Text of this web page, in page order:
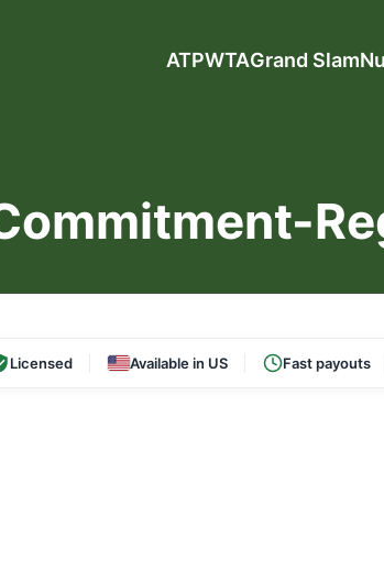
ATPWTAGrand Slam
Licensed Available in US Fast payouts